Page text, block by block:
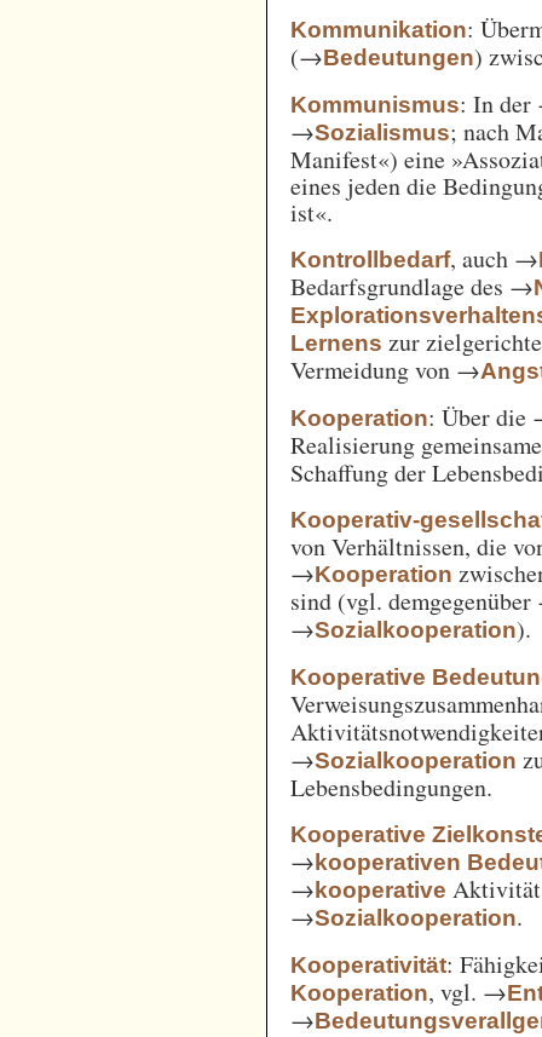
Kommunikation:
(→Bedeutungen)
Kommunismus: In
→Sozialismus; nach
Manifest«) eine
eines jeden die
ist«.
Kontrollbedarf, auch →
Bedarfsgrundlage des →
Lernens zur
Vermeidung von →
Kooperation: Über
Realisierung
Schaffung der
Kooperativ-
von Verhältnissen, die
→Kooperation
sind (vgl.
→Sozialkooperation).
Kooperative
→Sozialkooperation
Lebensbedingungen.
Kooperative
→kooperativen
→kooperative
→Sozialkooperation.
Kooperativität:
Kooperation, vgl. →
→